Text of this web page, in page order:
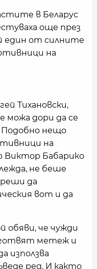
в Беларус
още през
един от силните
на
Тихановски,
можа дори да се
Подобно нещо
на
Виктор Бабарико
не беше
да
вот и да
обяви, че чужди
метеж и
използва
ред. И както